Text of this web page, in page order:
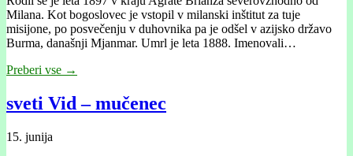
Milana. Kot bogoslovec je vstopil v milanski inštitut za tuje
misijone, po posvečenju v duhovnika pa je odšel v azijsko državo
Burma, današnji Mjanmar. Umrl je leta 1888. Imenovali…
Preberi vse →
sveti Vid – mučenec
15. junija